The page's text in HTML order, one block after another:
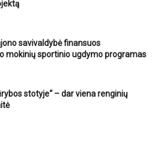
savivaldybė finansuos
mokinių sportinio ugdymo programas
stotyje“ – dar viena renginių